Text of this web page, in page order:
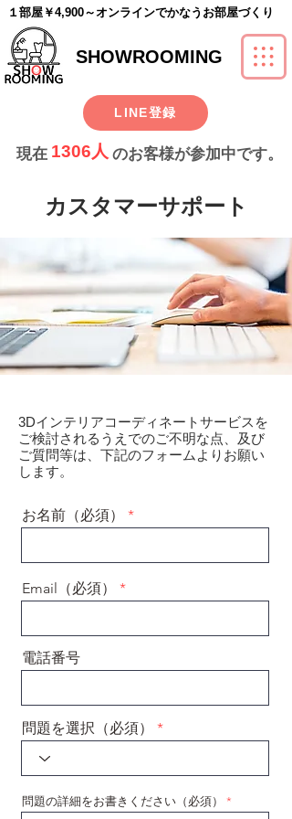
​１部屋￥4,900～オンラインでかなうお部屋づくり
SHOWROOMING
LINE登録
現在 のお客様が参加中です。
1306人
​カスタマーサポート
3Dインテリアコーディネートサービスを
ご検討されるうえでのご不明な点、及び
ご質問等は、下記のフォームよりお願い
します。
お名前（必須）
Email（必須）
電話番号
問題を選択（必須）
問題の詳細をお書きください（必須）